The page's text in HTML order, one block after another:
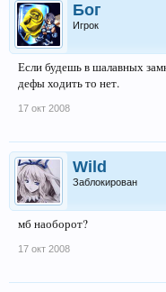
Бог
Игрок
Если будешь в шалавных
дефы ходить то нет.
17 окт 2008
Wild
Заблокирован
мб наоборот?
17 окт 2008